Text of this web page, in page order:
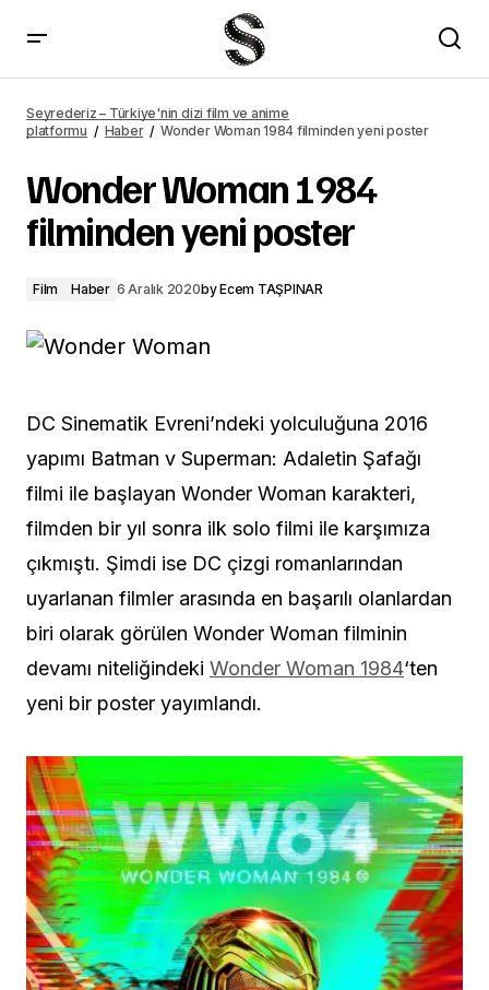
Seyrederiz – Türkiye'nin dizi film ve anime
platformu
Haber Wonder Woman 1984 filminden yeni poster
Wonder Woman 1984
filminden yeni poster
Film Haber 6 Aralık 2020byEcem TAŞPINAR
DC Sinematik Evreni’ndeki yolculuğuna 2016
yapımı Batman v Superman: Adaletin Şafağı
filmi ile başlayan Wonder Woman karakteri,
filmden bir yıl sonra ilk solo filmi ile karşımıza
çıkmıştı. Şimdi ise DC çizgi romanlarından
uyarlanan filmler arasında en başarılı olanlardan
biri olarak görülen Wonder Woman filminin
devamı niteliğindeki Wonder Woman 1984‘ten
yeni bir poster yayımlandı.